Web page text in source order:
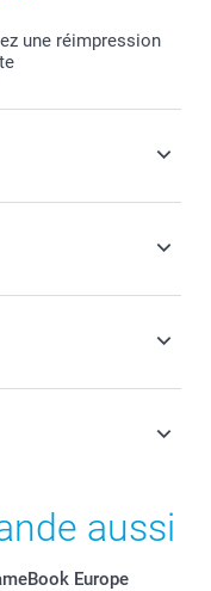
une réimpression
qui ne
et hors frais de
aussi
Europe